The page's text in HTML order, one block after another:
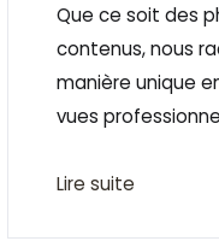
Que ce soit des
contenus, nous
manière unique
vues
Lire suite